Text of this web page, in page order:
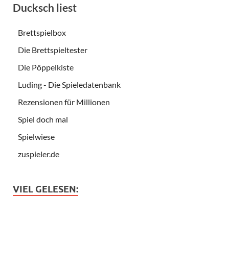
Ducksch liest
Brettspielbox
Die Brettspieltester
Die Pöppelkiste
Luding - Die Spieledatenbank
Rezensionen für Millionen
Spiel doch mal
Spielwiese
zuspieler.de
VIEL GELESEN: